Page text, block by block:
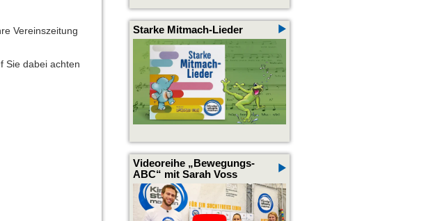
Vereinszeitung
Sie dabei achten
Starke Mitmach-Lieder
Videoreihe „Bewegungs-
ABC“ mit Sarah Voss